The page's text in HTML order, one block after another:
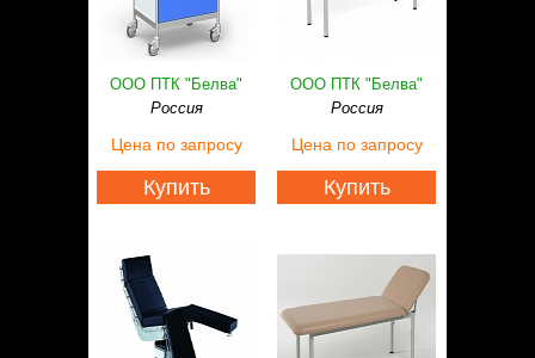
Статьи
Контакты
ООО ПТК "Белва"
Россия
Цена по запросу
Купить
ООО ПТК "Белва"
Россия
Цена по запросу
Купить